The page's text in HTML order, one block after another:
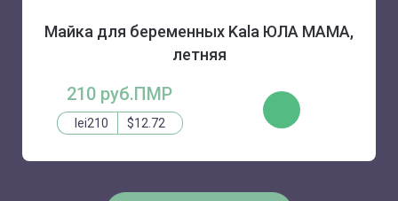
Майка для беременных Kala ЮЛА МАМА,
летняя
210 руб.ПМР
lei210 $12.72
КУПИТЬ